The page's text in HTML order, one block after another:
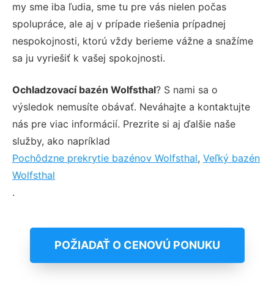
my sme iba ľudia, sme tu pre vás nielen počas
spolupráce, ale aj v prípade riešenia prípadnej
nespokojnosti, ktorú vždy berieme vážne a snažíme
sa ju vyriešiť k vašej spokojnosti.
Ochladzovací bazén Wolfsthal? S nami sa o
výsledok nemusíte obávať. Neváhajte a kontaktujte
nás pre viac informácií. Prezrite si aj ďalšie naše
služby, ako napríklad
Pochôdzne prekrytie bazénov Wolfsthal, Veľký bazén
Wolfsthal
.
POŽIADAŤ O CENOVÚ PONUKU